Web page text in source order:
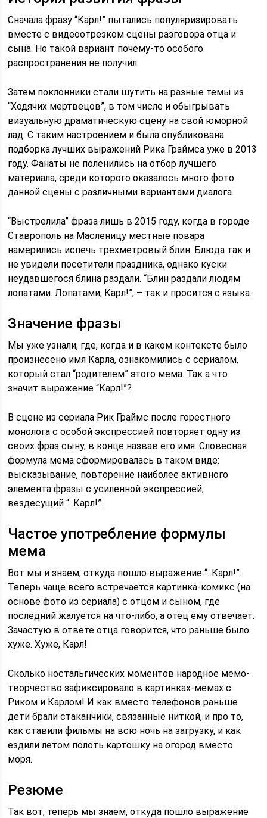
Сначала фразу “Карл!” пытались популяризировать
вместе с видеоотрезком сцены разговора отца и
сына. Но такой вариант почему-то особого
распространения не получил.
Затем поклонники стали шутить на разные темы из
“Ходячих мертвецов”, в том числе и обыгрывать
визуальную драматическую сцену на свой юморной
лад. С таким настроением и была опубликована
подборка лучших выражений Рика Граймса уже в 2013
году. Фанаты не поленились на отбор лучшего
материала, среди которого оказалось много фото
данной сцены с различными вариантами диалога.
“Выстрелила” фраза лишь в 2015 году, когда в городе
Ставрополь на Масленицу местные повара
намерились испечь трехметровый блин. Блюда так и
не увидели посетители праздника, однако куски
неудавшегося блина раздали. “Блин раздали людям
лопатами. Лопатами, Карл!”, – так и просится с языка.
Значение фразы
Мы уже узнали, где, когда и в каком контексте было
произнесено имя Карла, ознакомились с сериалом,
который стал “родителем” этого мема. Так а что
значит выражение “Карл!”?
В сцене из сериала Рик Граймс после горестного
монолога с особой экспрессией повторяет одну из
своих фраз сыну, в конце назвав его имя. Словесная
формула мема сформировалась в таком виде:
высказывание, повторение наиболее активного
элемента фразы с усиленной экспрессией,
вездесущий “. Карл!”.
Частое употребление формулы
мема
Вот мы и знаем, откуда пошло выражение “. Карл!”.
Теперь чаще всего встречается картинка-комикс (на
основе фото из сериала) с отцом и сыном, где
последний жалуется на что-либо, а отец ему отвечает.
Зачастую в ответе отца говорится, что раньше было
хуже. Хуже, Карл!
Сколько ностальгических моментов народное мемо-
творчество зафиксировало в картинках-мемах с
Риком и Карлом! И как вместо телефонов раньше
дети брали стаканчики, связанные ниткой, и про то,
как ставили фильмы на всю ночь на загрузку, и как
ездили летом полоть картошку на огород вместо
моря.
Резюме
Так вот, теперь мы знаем, откуда пошло выражение